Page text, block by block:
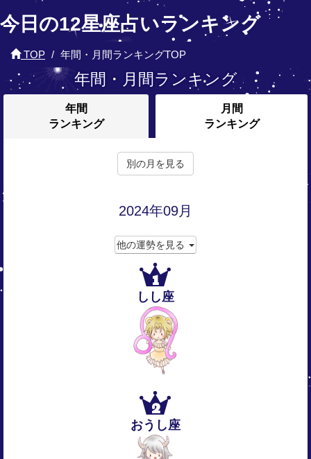
今日の12星座占いランキング
TOP 年間・月間ランキングTOP
年間・月間ランキング
年間
ランキング
月間
ランキング
別の月を見る
2024年09月
他の運勢を見る
1
しし座
2
おうし座